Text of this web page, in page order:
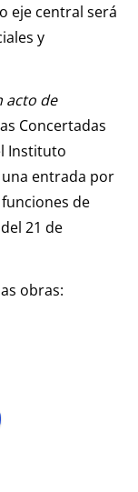
eje central será
y
acto de
Concertadas
Instituto
una entrada por
de
21 de
obras: